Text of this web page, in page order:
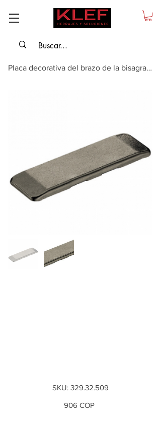
Placa decorativa del brazo de la bisagra, para bisagras Häfele Metalla 510, g...
SKU: SKU
329.32.509
329.32.509
Precio
906 COP